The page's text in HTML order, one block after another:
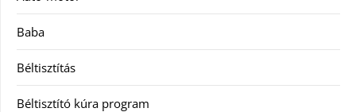
Baba
Béltisztítás
Béltisztító kúra program